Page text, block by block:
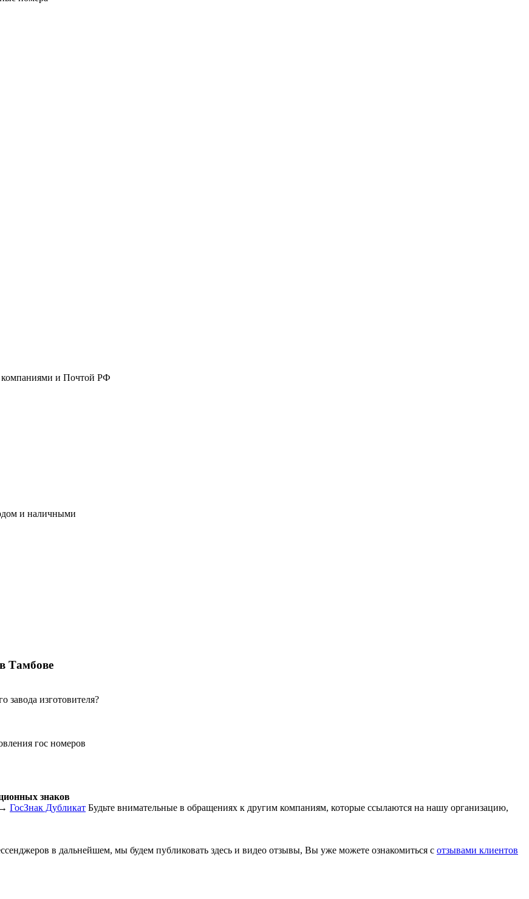
компаниями и Почтой РФ
и наличными
Тамбове
завода изготовителя?
гос номеров
знаков
ГосЗнак Дубликат Будьте внимательные в обращениях к другим компаниям, которые ссылаются на нашу организацию,
в дальнейшем, мы будем публиковать здесь и видео отзывы, Вы уже можете ознакомиться с отзывами клиентов